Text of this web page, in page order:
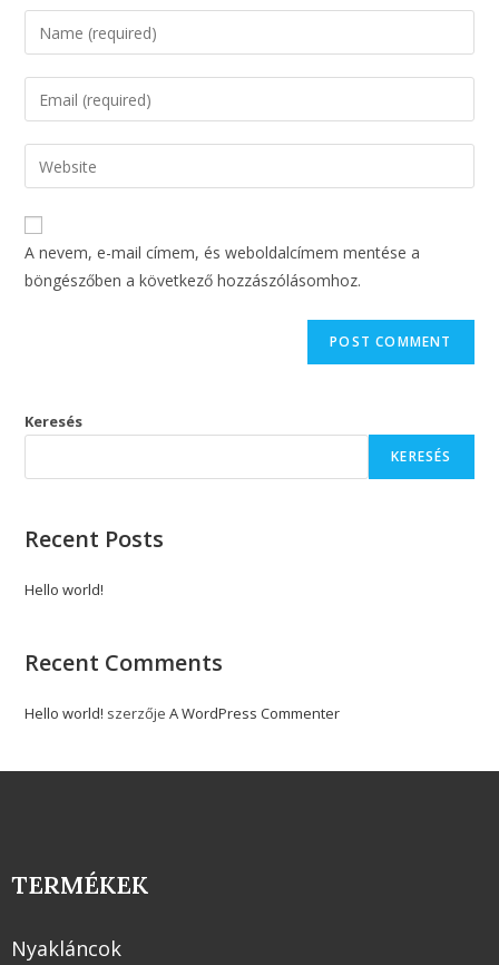
A nevem, e-mail címem, és weboldalcímem mentése a
böngészőben a következő hozzászólásomhoz.
Keresés
KERESÉS
Recent Posts
Hello world!
Recent Comments
Hello world! szerzőjeA WordPress Commenter
TERMÉKEK
Nyakláncok